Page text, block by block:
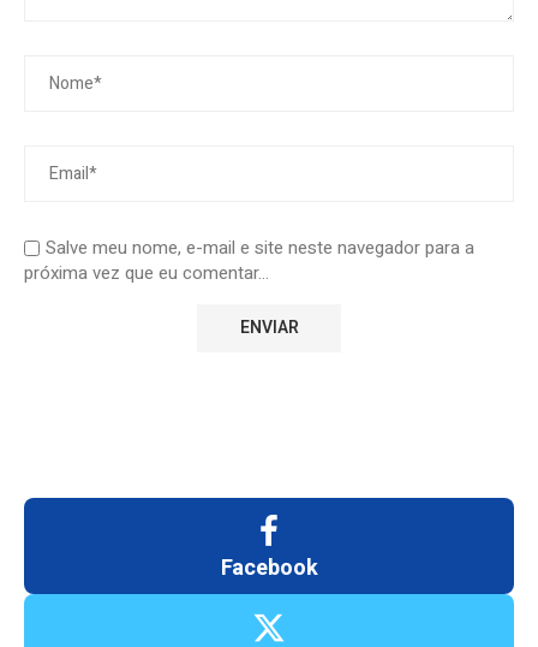
Salve meu nome, e-mail e site neste navegador para a
próxima vez que eu comentar...
Facebook